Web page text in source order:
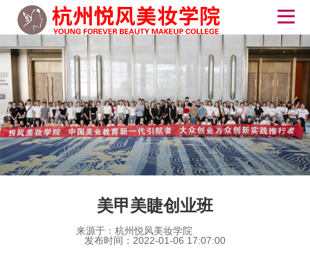
美甲美睫创业班
来源于：杭州悦风美妆学院
发布时间：2022-01-06 17:07:00